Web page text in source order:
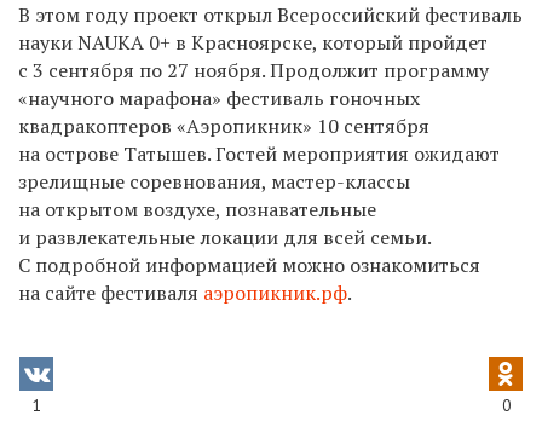
В этом году проект открыл Всероссийский фестиваль
науки NAUKA 0+ в Красноярске, который пройдет
с 3 сентября по 27 ноября. Продолжит программу
«научного марафона» фестиваль гоночных
квадракоптеров «Аэропикник» 10 сентября
на острове Татышев. Гостей мероприятия ожидают
зрелищные соревнования, мастер-классы
на открытом воздухе, познавательные
и развлекательные локации для всей семьи.
С подробной информацией можно ознакомиться
на сайте фестиваля аэропикник.рф.
1 0